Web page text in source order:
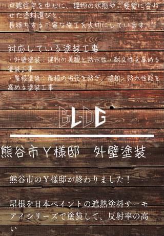
戸建住宅を中心に、建物の状態やご要望に合わ
せた塗料選びと、
長持ちする丁寧な施工を大切にしています。
対応している塗装工事
・外壁塗装：建物の美観と防水性・耐久性を高める
塗装工事
・屋根塗装：屋根の劣化を防ぎ、遮熱・防水性能を
高める塗装工事
熊谷市Ｙ様邸 外壁塗装
熊谷市のＹ様邸が終わりました！
屋根を日本ペイントの遮熱塗料サーモ
アイシリーズで塗装して、反射率の高
い